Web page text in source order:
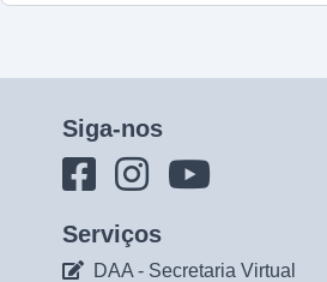
Siga-nos
Serviços
DAA - Secretaria Virtual